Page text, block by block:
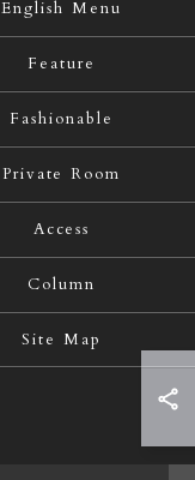
English Menu
Feature
Fashionable
Private Room
Access
Column
Site Map